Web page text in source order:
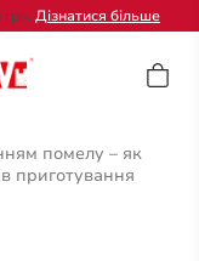
Дізнатися більше
помелу – як
приготування